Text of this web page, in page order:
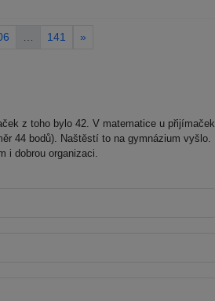
141 »
z toho bylo 42. V matematice u přijímaček
44 bodů). Naštěstí to na gymnázium vyšlo.
i dobrou organizaci.